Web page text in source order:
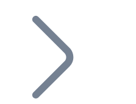
Bitnovo
dans votre entreprise et
écosystème.